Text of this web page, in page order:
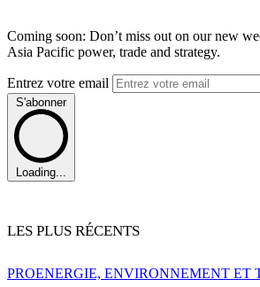
Coming soon: Don’t miss out on our new
Asia Pacific power, trade and strategy.
Entrez votre email
S'abonner
Loading...
LES PLUS RÉCENTS
PROENERGIE, ENVIRONNEMENT ET